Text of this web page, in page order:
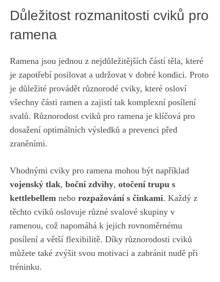
Důležitost rozmanitosti ⁤cviků pro
ramena
Ramena jsou ⁢jednou⁤ z ‍nejdůležitějších částí těla, ⁤které
je⁤ zapotřebí‌ posilovat a ⁤udržovat v⁤ dobré kondici. Proto
je důležité ⁢provádět různorodé cviky,​ které osloví
všechny části ramen ​a ⁤zajistí ​tak‌ komplexní ⁢posílení
svalů. Různorodost⁣ cviků⁣ pro‍ ramena je klíčová pro
dosažení optimálních výsledků a⁤ prevenci před
zraněními.
Vhodnými cviky pro ‍ramena ⁢mohou být například ⁣
vojenský tlak, boční zdvihy, otočení trupu s
kettlebellem nebo rozpažování s ​činkami. Každý z
těchto cviků oslovuje⁢ různé svalové skupiny v ​
ramenou,⁤ což⁤ napomáhá⁤ k​ jejich rovnoměrnému
⁣posílení‌ a větší ⁣flexibilitě. Díky různorodosti cviků
můžete také zvýšit ⁤svou motivaci ‌a zabránit⁢ nudě ⁢při
tréninku.